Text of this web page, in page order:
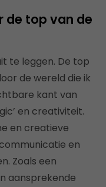
de top van de
te leggen. De top
de wereld die ik
kant van
en creativiteit.
en creatieve
en
Zoals een
aansprekende